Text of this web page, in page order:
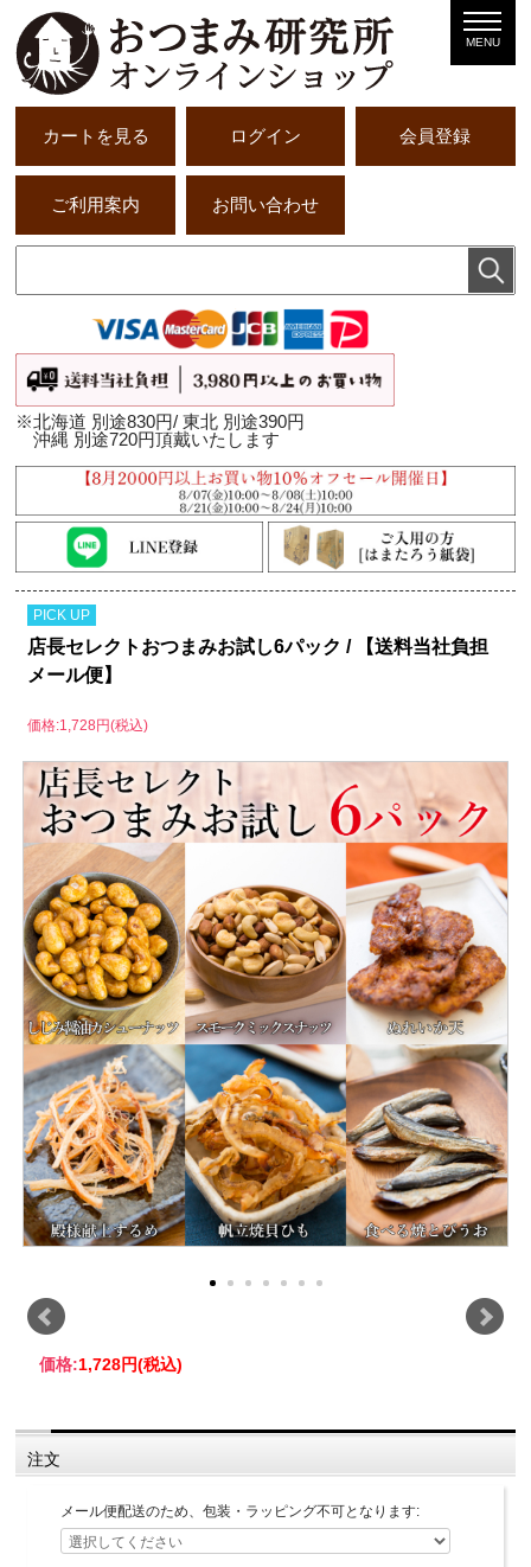
MENU
カートを見る ログイン 会員登録
ご利用案内 お問い合わせ
※北海道 別途830円/ 東北 別途390円
沖縄 別途720円頂戴いたします
PICK UP
店長セレクトおつまみお試し6パック / 【送料当社負担
メール便】
価格:1,728円(税込)
価格:1,728円(税込)
注文
メール便配送のため、包装・ラッピング不可となります: